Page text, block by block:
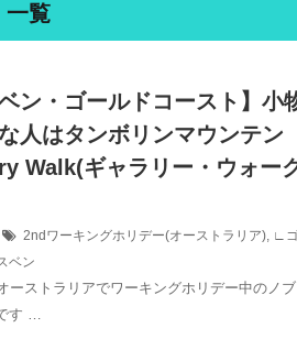
一覧
ベン・ゴールドコースト】小
人はタンボリンマウンテン
Walk(ギャラリー・ウォー
2ndワーキングホリデー(オーストラリア), ∟
ベン
ーストラリアでワーキングホリデー中のノブ
す …